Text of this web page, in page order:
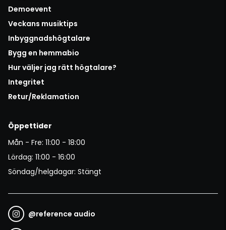
Demoevent
Veckans musiktips
Inbyggnadshögtalare
Bygg en hemmabio
Hur väljer jag rätt högtalare?
Integritet
Retur/Reklamation
Öppettider
Mån - Fre: 11:00 - 18:00
Lördag: 11:00 - 16:00
Söndag/helgdagar: Stängt
@reference audio